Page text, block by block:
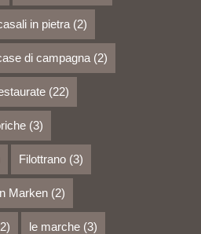
in pietra(2)
di campagna(2)
(22)
(3)
Filottrano(3)
Marken(2)
le marche(3)